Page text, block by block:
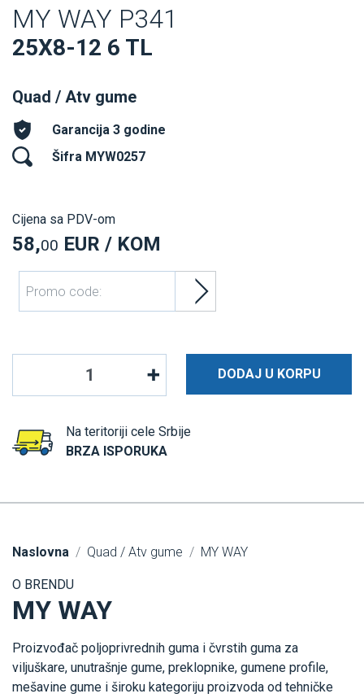
MY WAY P341
25X8-12 6 TL
Quad / Atv gume
Garancija 3 godine
Šifra MYW0257
Cijena sa PDV-om
58,00 EUR / KOM
DODAJ U KORPU
Na teritoriji cele Srbije
BRZA ISPORUKA
Naslovna Quad / Atv gume MY WAY
O BRENDU
MY WAY
Proizvođač poljoprivrednih guma i čvrstih guma za
viljuškare, unutrašnje gume, preklopnike, gumene profile,
mešavine gume i široku kategoriju proizvoda od tehničke